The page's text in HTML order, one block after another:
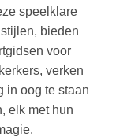
speelklare
bieden
voor
verken
in oog te staan
elk met hun